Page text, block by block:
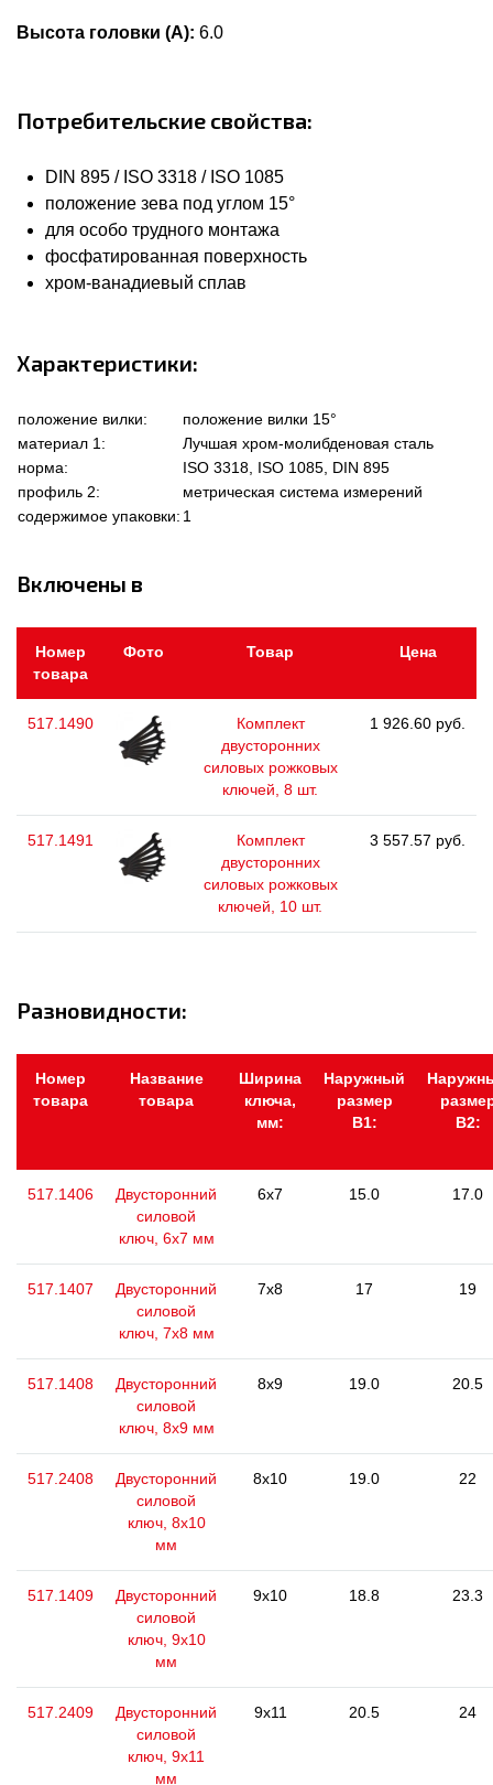
Высота головки (А): 6.0
Потребительские свойства:
DIN 895 / ISO 3318 / ISO 1085
положение зева под углом 15°
для особо трудного монтажа
фосфатированная поверхность
хром-ванадиевый сплав
Характеристики:
положение вилки:
положение вилки 15°
материал 1:
Лучшая хром-молибденовая сталь
норма:
ISO 3318, ISO 1085, DIN 895
профиль 2:
метрическая система измерений
содержимое упаковки: 1
Включены в
Номер
товара
Фото Товар Цена
517.1490
Комплект
двусторонних
силовых рожковых
ключей, 8 шт.
1 926.60 руб.
517.1491
Комплект
двусторонних
силовых рожковых
ключей, 10 шт.
3 557.57 руб.
Разновидности:
Номер
товара
Название
товара
Ширина
ключа,
мм:
Наружный
размер
В1:
В2:
517.1406
Двусторонний
силовой
ключ, 6х7 мм
6x7 15.0 17.0
517.1407
Двусторонний
силовой
ключ, 7x8 мм
7x8 17 19
517.1408
Двусторонний
силовой
ключ, 8х9 мм
8x9 19.0 20.5
517.2408
Двусторонний
силовой
ключ, 8x10
мм
8x10 19.0 22
517.1409
Двусторонний
силовой
ключ, 9x10
мм
9x10 18.8 23.3
517.2409
Двусторонний
силовой
ключ, 9x11
мм
9x11 20.5 24